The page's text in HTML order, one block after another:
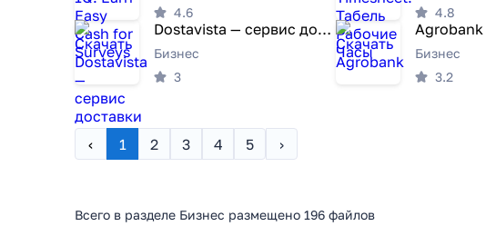
4.6
4.8
Dostavista — сервис доставки
Бизнес
3
Agrobank
Бизнес
3.2
‹ 1 2 3 4 5 ›
Всего в разделе Бизнес размещено 196 файлов